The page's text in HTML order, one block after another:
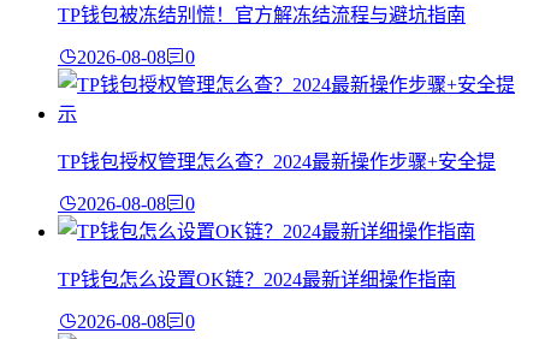
TP钱包被冻结别慌！官方解冻结流程与避坑指南
2026-08-08 0
TP钱包授权管理怎么查？2024最新操作步骤+安全提
2026-08-08 0
TP钱包怎么设置OK链？2024最新详细操作指南
2026-08-08 0